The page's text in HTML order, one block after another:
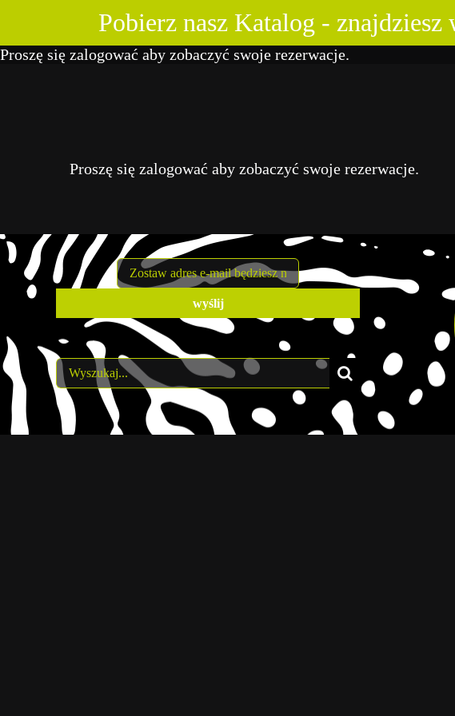
Pobierz nasz Katalog -
content
Proszę się zalogować aby zobaczyć swoje rezerwacje.
Proszę się zalogować aby zobaczyć swoje rezerwacje.
Wyszukaj: